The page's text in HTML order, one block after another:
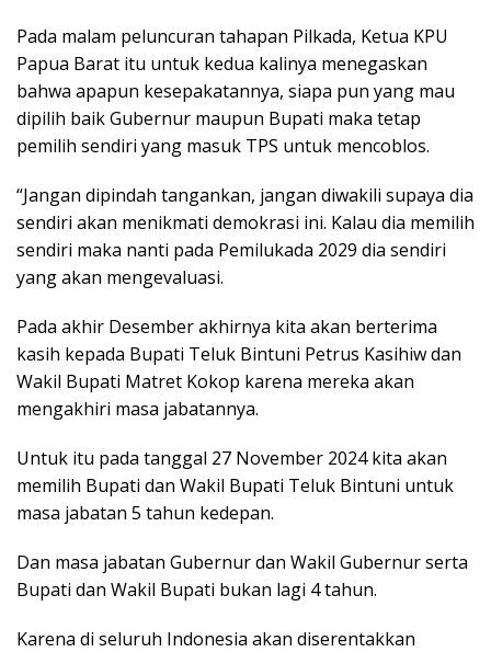
Pada malam peluncuran tahapan Pilkada, Ketua KPU
Papua Barat itu untuk kedua kalinya menegaskan
bahwa apapun kesepakatannya, siapa pun yang mau
dipilih baik Gubernur maupun Bupati maka tetap
pemilih sendiri yang masuk TPS untuk mencoblos.
“Jangan dipindah tangankan, jangan diwakili supaya dia
sendiri akan menikmati demokrasi ini. Kalau dia memilih
sendiri maka nanti pada Pemilukada 2029 dia sendiri
yang akan mengevaluasi.
Pada akhir Desember akhirnya kita akan berterima
kasih kepada Bupati Teluk Bintuni Petrus Kasihiw dan
Wakil Bupati Matret Kokop karena mereka akan
mengakhiri masa jabatannya.
Untuk itu pada tanggal 27 November 2024 kita akan
memilih Bupati dan Wakil Bupati Teluk Bintuni untuk
masa jabatan 5 tahun kedepan.
Dan masa jabatan Gubernur dan Wakil Gubernur serta
Bupati dan Wakil Bupati bukan lagi 4 tahun.
Karena di seluruh Indonesia akan diserentakkan